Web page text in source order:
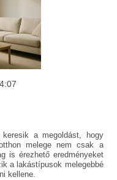
a megoldást, hogy
melege nem csak a
is érezhető eredményeket
a lakástípusok melegebbé
kellene.